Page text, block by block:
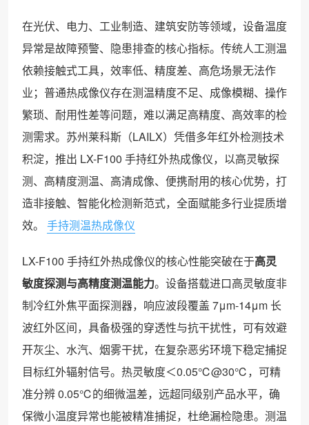
在光伏、电力、工业制造、建筑安防等领域，设备温度
异常是故障预警、隐患排查的核心指标。传统人工测温
依赖接触式工具，效率低、精度差、高危场景无法作
业；普通热成像仪存在测温精度不足、成像模糊、操作
繁琐、耐用性差等问题，难以满足高精度、高效率的检
测需求。苏州莱科斯（LAILX）凭借多年红外检测技术
积淀，推出 LX-F100 手持红外热成像仪，以高灵敏探
测、高精度测温、高清成像、便携耐用的核心优势，打
造非接触、智能化检测新范式，全面赋能多行业提质增
效。
手持测温热成像仪
LX-F100 手持红外热成像仪的核心性能突破在于高灵
敏度探测与高精度测温能力。设备搭载进口高灵敏度非
制冷红外焦平面探测器，响应波段覆盖 7μm-14μm 长
波红外区间，具备极强的穿透性与抗干扰性，可有效避
开灰尘、水汽、烟雾干扰，在复杂恶劣环境下稳定捕捉
目标红外辐射信号。热灵敏度＜0.05℃@30℃，可精
准分辨 0.05℃的细微温差，远超同级别产品水平，确
保微小温度异常也能被精准捕捉，杜绝漏检隐患。测温